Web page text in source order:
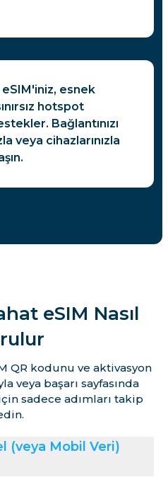
esnek
hotspot
Bağlantınızı
veya cihazlarınızla
eSIM Nasıl
QR kodunu ve aktivasyon
veya başarı sayfasında
sadece adımları takip
(veya Mobil Veri)